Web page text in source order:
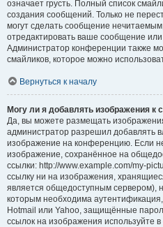
означает грусть. Полный список
создания сообщений. Только не
могут сделать сообщение
отредактировать ваше сообщение
Администратор конференции также
смайликов, которое можно
Вернуться к началу
Могу ли я добавлять изображения к
Да, вы можете размещать
администратор разрешил добавлять
изображение на конференцию. Если
изображение, сохранённое на
ссылки: http://www.example.com/my-
ссылку ни на изображения,
является общедоступным сервером),
которым необходима
Hotmail или Yahoo, защищённые
ссылок на изображения используйте